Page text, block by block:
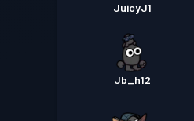
JuicyJ1
Jb_h12